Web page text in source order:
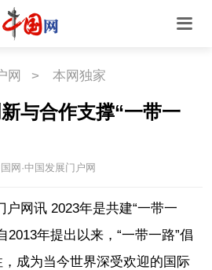
网 > 本网独家
与合作支撑“一带一
网·中国发展门户网
户网讯 2023年是共建“一带一
2013年提出以来，“一带一路”倡
成为当今世界深受欢迎的国际